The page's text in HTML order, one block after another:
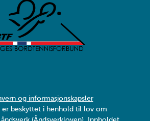
og informasjonskapsler
beskyttet i henhold til lov om